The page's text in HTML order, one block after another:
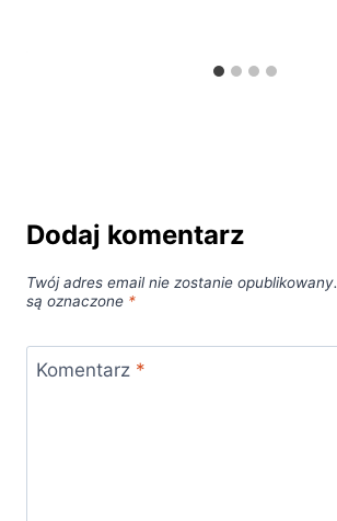
Dodaj komentarz
Twój adres email nie zostanie opublikowany.
są oznaczone *
Komentarz *